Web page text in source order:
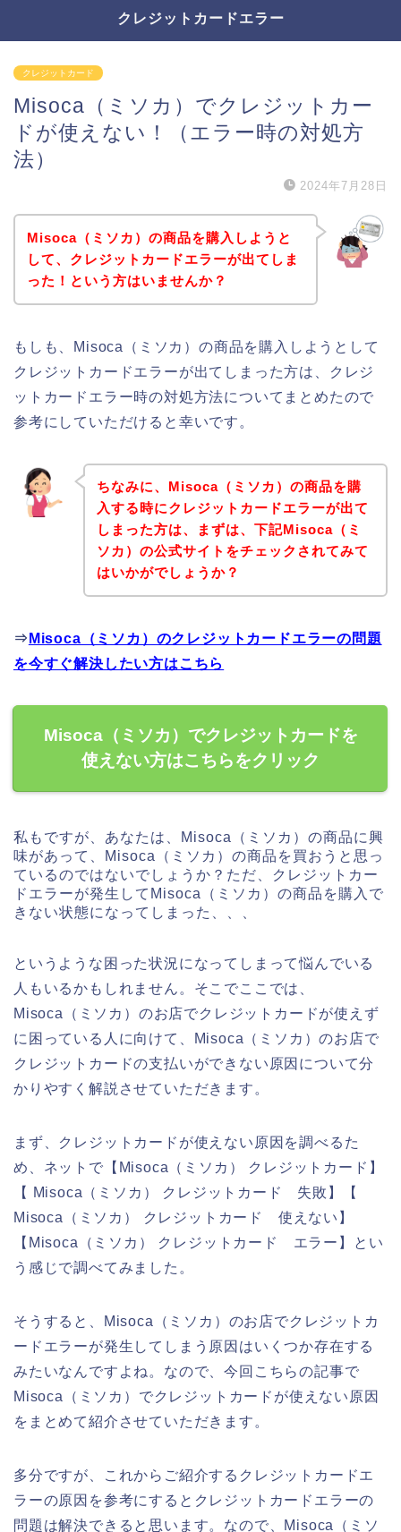
クレジットカードエラー
クレジットカード
Misoca（ミソカ）でクレジットカー
ドが使えない！（エラー時の対処方
法）
2024年7月28日
Misoca（ミソカ）の商品を購入しようと
して、クレジットカードエラーが出てしま
った！という方はいませんか？
もしも、Misoca（ミソカ）の商品を購入しようとして
クレジットカードエラーが出てしまった方は、クレジ
ットカードエラー時の対処方法についてまとめたので
参考にしていただけると幸いです。
ちなみに、Misoca（ミソカ）の商品を購
入する時にクレジットカードエラーが出て
しまった方は、まずは、下記Misoca（ミ
ソカ）の公式サイトをチェックされてみて
はいかがでしょうか？
⇒ Misoca（ミソカ）のクレジットカードエラーの問題
を今すぐ解決したい方はこちら
Misoca（ミソカ）でクレジットカードを
使えない方はこちらをクリック
私もですが、あなたは、Misoca（ミソカ）の商品に興
味があって、Misoca（ミソカ）の商品を買おうと思っ
ているのではないでしょうか？ただ、クレジットカー
ドエラーが発生してMisoca（ミソカ）の商品を購入で
きない状態になってしまった、、、
というような困った状況になってしまって悩んでいる
人もいるかもしれません。そこでここでは、
Misoca（ミソカ）のお店でクレジットカードが使えず
に困っている人に向けて、Misoca（ミソカ）のお店で
クレジットカードの支払いができない原因について分
かりやすく解説させていただきます。
まず、クレジットカードが使えない原因を調べるた
め、ネットで【Misoca（ミソカ） クレジットカード】
【 Misoca（ミソカ） クレジットカード 失敗】【
Misoca（ミソカ） クレジットカード 使えない】
【Misoca（ミソカ） クレジットカード エラー】とい
う感じで調べてみました。
そうすると、Misoca（ミソカ）のお店でクレジットカ
ードエラーが発生してしまう原因はいくつか存在する
みたいなんですよね。なので、今回こちらの記事で
Misoca（ミソカ）でクレジットカードが使えない原因
をまとめて紹介させていただきます。
多分ですが、これからご紹介するクレジットカードエ
ラーの原因を参考にするとクレジットカードエラーの
問題は解決できると思います。なので、Misoca（ミソ